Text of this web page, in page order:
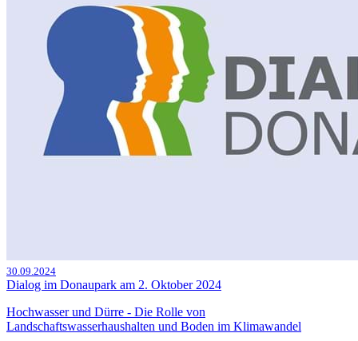
30.09.2024
Dialog im Donaupark am 2. Oktober 2024
Hochwasser und Dürre - Die Rolle von
Landschaftswasserhaushalten und Boden im Klimawandel